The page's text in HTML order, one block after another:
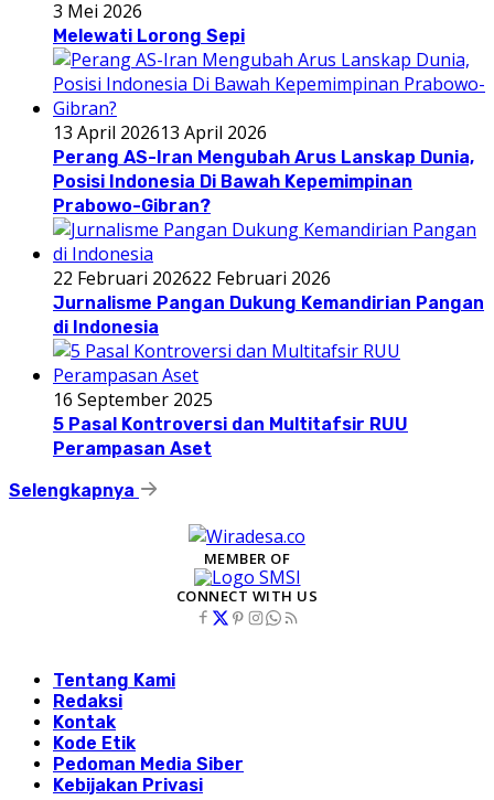
3 Mei 2026
Melewati Lorong Sepi
13 April 202613 April 2026
Perang AS-Iran Mengubah Arus Lanskap Dunia,
Posisi Indonesia Di Bawah Kepemimpinan
Prabowo-Gibran?
22 Februari 202622 Februari 2026
Jurnalisme Pangan Dukung Kemandirian Pangan
di Indonesia
16 September 2025
5 Pasal Kontroversi dan Multitafsir RUU
Perampasan Aset
Selengkapnya
MEMBER OF
CONNECT WITH US
Tentang Kami
Redaksi
Kontak
Kode Etik
Pedoman Media Siber
Kebijakan Privasi